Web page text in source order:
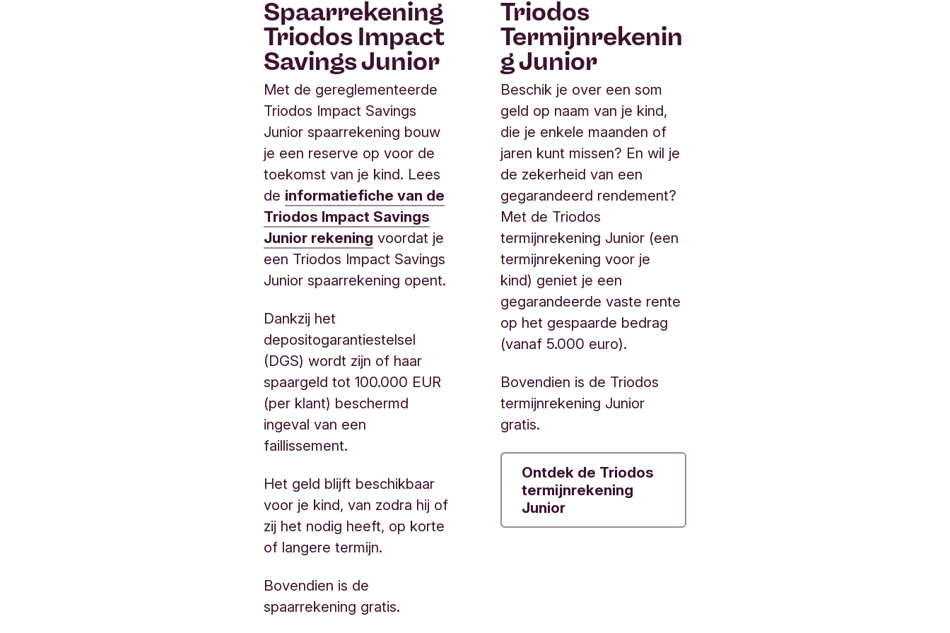
Spaarrekening
Triodos Impact
Savings Junior
Met de gereglementeerde
Triodos Impact Savings
Junior spaarrekening bouw
je een reserve op voor de
toekomst van je kind. Lees
de informatiefiche van de
Triodos Impact Savings
Junior rekening voordat je
een Triodos Impact Savings
Junior spaarrekening opent.
Dankzij het
depositogarantiestelsel
(DGS) wordt zijn of haar
spaargeld tot 100.000 EUR
(per klant) beschermd
ingeval van een
faillissement.
Het geld blijft beschikbaar
voor je kind, van zodra hij of
zij het nodig heeft, op korte
of langere termijn.
Bovendien is de
spaarrekening gratis.
Triodos
Termijnrekenin
g Junior
Beschik je over een som
geld op naam van je kind,
die je enkele maanden of
jaren kunt missen? En wil je
de zekerheid van een
gegarandeerd rendement?
Met de Triodos
termijnrekening Junior (een
termijnrekening voor je
kind) geniet je een
gegarandeerde vaste rente
op het gespaarde bedrag
(vanaf 5.000 euro).
Bovendien is de Triodos
termijnrekening Junior
gratis.
Ontdek de Triodos
termijnrekening
Junior